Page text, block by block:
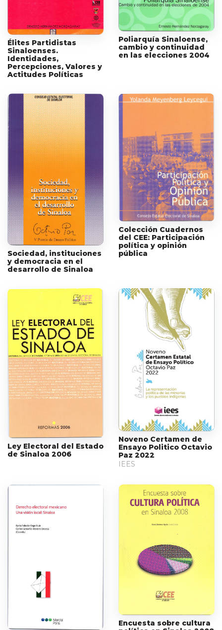
Élites Partidistas
Sinaloenses.
Identidades,
Percepciones, Valores y
Actitudes Políticas
Poliarquía Sinaloense,
cambio y continuidad
en las elecciones 2004
Sociedad, instituciones
y democracia en el
desarrollo de Sinaloa
Colección Cuadernos
del CEE: Participación
política y opinión
pública
Ley Electoral del Estado
de Sinaloa 2006
Noveno Certamen de
Ensayo Politico Octavio
Paz 2022
IEES
Encuesta sobre cultura